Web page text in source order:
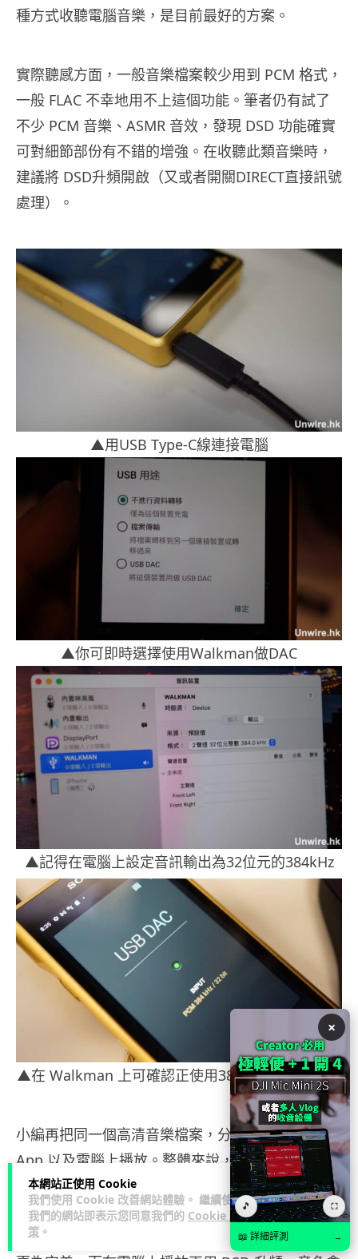
本網站正使用 Cookie
我們使用 Cookie 改善網站體驗。 繼續使用
我們的網站即表示您同意我們的 Cookie 政
策 。
種方式收聽電腦音樂，是目前最好的方案。
實際聽感方面，一般音樂檔案較少用到 PCM 格式，
一般 FLAC 不幸地用不上這個功能。筆者仍有試了
不少 PCM 音樂、ASMR 音效，發現 DSD 功能確實
可對細節部份有不錯的增強。在收聽此類音樂時，
建議將 DSD升頻開啟（又或者開關DIRECT直接訊號
處理）。
▲用USB Type-C線連接電腦
▲你可即時選擇使用Walkman做DAC
▲記得在電腦上設定音訊輸出為32位元的384kHz
▲在 Walkman 上可確認正使用384kHz, 32bit 輸入
小編再把同一個高清音樂檔案，分別在 Walkman
App 以及電腦上播放。整體來說，而經電腦播放再
升頻的音樂，其實已非常接近完美，明顯同你直接
插電腦 3.5mm 耳機插口會有天同地比較的分別。
而 Walkman App會再稍勝一籌，在細緻度方面會
×
🎵 ⛶
📖 詳細評測 →